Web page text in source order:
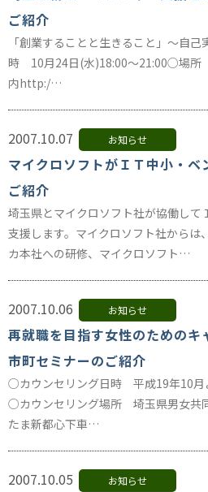
ご紹介
「創業することと生きること」～自
時 10月24日(水)18:00～21:00○場所
内http:/…
2007.10.07 お知らせ
マイクロソフトがＩＴ中小・ベ
ご紹介
埼玉県とマイクロソフト社が協働して
支援します。マイクロソフト社からは
カ本社への研修、マイクロソフト…
2007.10.06 お知らせ
再就職を目指す女性のためのキ
市町セミナーのご紹介
○カウンセリング日時 平成19年10
○カウンセリング場所 埼玉県男女共
たま新都心下車…
2007.10.05 お知らせ